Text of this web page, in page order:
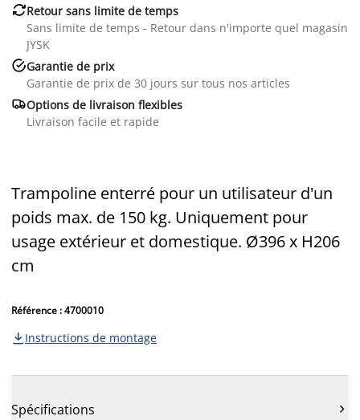
Retour sans limite de temps
Sans limite de temps - Retour dans n'importe quel magasin
JYSK
Garantie de prix
Garantie de prix de 30 jours sur tous nos articles
Options de livraison flexibles
Livraison facile et rapide
Trampoline enterré pour un utilisateur d'un
poids max. de 150 kg. Uniquement pour
usage extérieur et domestique. Ø396 x H206
cm
Référence : 4700010
 Instructions de montage
Spécifications 